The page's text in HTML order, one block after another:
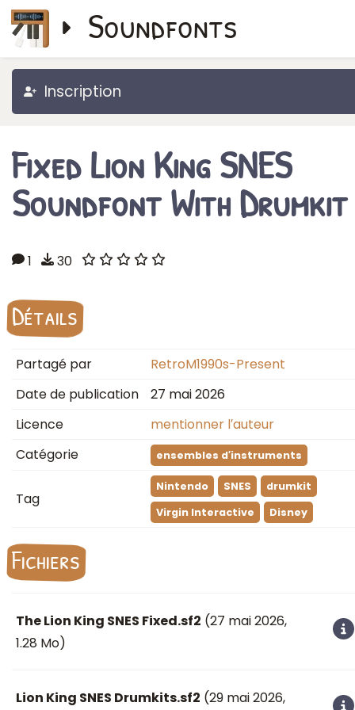
Soundfonts
Inscription
Fixed Lion King SNES
Soundfont With Drumkit
1 30
Détails
Partagé par
RetroM1990s-Present
Date de publication
27 mai 2026
Licence
mentionner l′auteur
Catégorie
ensembles d′instruments
Tag
Nintendo SNES
drumkit
Virgin Interactive
Disney
Fichiers
The Lion King SNES Fixed.sf2 (27 mai 2026,
1.28 Mo)
Lion King SNES Drumkits.sf2 (29 mai 2026,